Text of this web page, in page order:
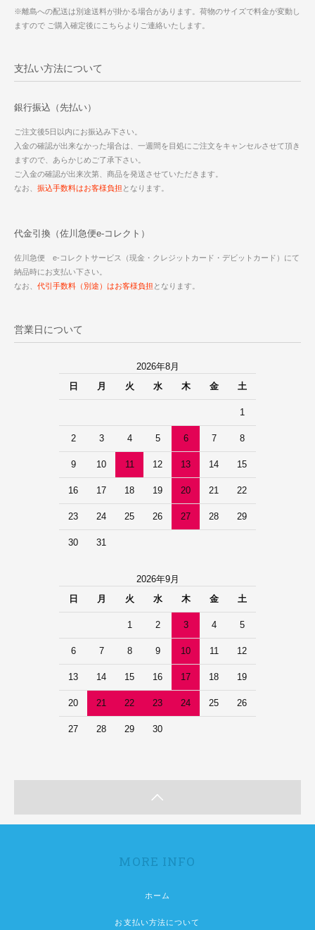
※離島への配送は別途送料が掛かる場合があります。荷物のサイズで料金が変動し
ますので ご購入確定後にこちらよりご連絡いたします。
支払い方法について
銀行振込（先払い）
ご注文後5日以内にお振込み下さい。
入金の確認が出来なかった場合は、一週間を目処にご注文をキャンセルさせて頂き
ますので、あらかじめご了承下さい。
ご入金の確認が出来次第、商品を発送させていただきます。
なお、 振込手数料はお客様負担 となります。
代金引換（佐川急便e-コレクト）
佐川急便 e-コレクトサービス（現金・クレジットカード・デビットカード）にて
納品時にお支払い下さい。
なお、 代引手数料（別途）はお客様負担 となります。
営業日について
2026年8月
日
月 火 水 木 金 土
1
2 3 4 5 6 7 8
9 10 11 12 13 14 15
16 17 18 19 20 21 22
23 24 25 26 27 28 29
30 31
2026年9月
日
月 火 水 木 金 土
1 2 3 4 5
6 7 8 9 10 11 12
13 14 15 16 17 18 19
20 21 22 23 24 25 26
27 28 29 30
MORE INFO
ホーム
お支払い方法について